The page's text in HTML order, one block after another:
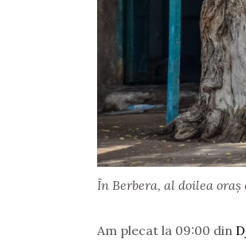
În Berbera, al doilea
Am plecat la 09:00 din